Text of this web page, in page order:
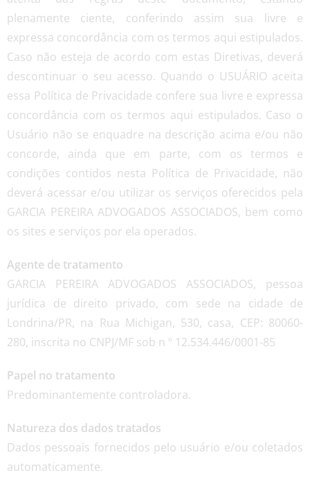
plenamente ciente, conferindo assim sua livre e
expressa concordância com os termos aqui estipulados.
Caso não esteja de acordo com estas Diretivas, deverá
descontinuar o seu acesso. Quando o USUÁRIO aceita
essa Política de Privacidade confere sua livre e expressa
concordância com os termos aqui estipulados. Caso o
Usuário não se enquadre na descrição acima e/ou não
concorde, ainda que em parte, com os termos e
condições contidos nesta Política de Privacidade, não
deverá acessar e/ou utilizar os serviços oferecidos pela
GARCIA PEREIRA ADVOGADOS ASSOCIADOS, bem como
os sites e serviços por ela operados.
Agente de tratamento
GARCIA PEREIRA ADVOGADOS ASSOCIADOS, pessoa
jurídica de direito privado, com sede na cidade de
Londrina/PR, na Rua Michigan, 530, casa, CEP: 80060-
280, inscrita no CNPJ/MF sob n º 12.534.446/0001-85
Papel no tratamento
Predominantemente controladora.
Natureza dos dados tratados
Dados pessoais fornecidos pelo usuário e/ou coletados
automaticamente.